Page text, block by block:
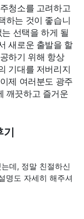
청소를 고려하고
하는 것이 좋습니
선택을 하게 될
새로운 출발을 할
하기 위해 항상
기대를 저버리지
제 여러분도 광주
깨끗하고 즐거운
데, 정말 친절하신
명도 자세히 해주셔